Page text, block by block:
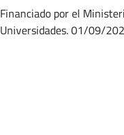
Financiado por el
Universidades. 01/09/